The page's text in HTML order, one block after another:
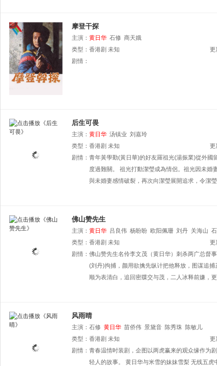
摩登干探
主演： 黄日华 石修 商天娥
类型： 香港剧 未知
更
剧情：
后生可畏
主演： 黄日华 汤镇业 刘嘉玲
类型： 香港剧 未知
更
剧情： 青年黃學勤(黃日華)的好友羅祖光(湯振業)從外
度過難關。 祖光打動潔瑩成為情侶。祖光因未
與未婚妻感情破裂，再次向潔瑩展開追求，令潔
佛山赞先生
主演： 黄日华 吕良伟 杨盼盼 欧阳佩珊 刘丹 关海山
类型： 香港剧 未知
更
剧情： 佛山赞先生名伶李文茂（黄日华）刺杀两广总督
(刘丹)拘捕，颜用欲擒先纵计把他释放，图谋追
顺为表清白，追回密牒交与茂，二人冰释前嫌，
风雨晴
主演： 石修 黄日华 苗侨伟 景黛音 陈秀珠 陈敏儿
类型： 香港剧 未知
更
剧情： 青春温情时装剧，企图以两虎赢来的观众缘作为
轻人的故事。 黄日华与米雪的妹妹雪梨 无线五